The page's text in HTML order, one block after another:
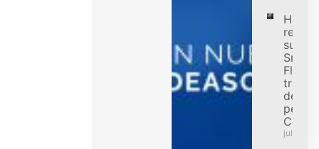
su
Smart
Flex
de
julio 31,